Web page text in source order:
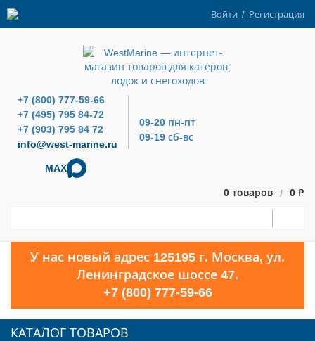
Войти / Регистрация
+7 (800) 777-59-66
+7 (495) 795 84-72
+7 (903) 795 84 72
info@west-marine.ru
09-20 пн-пт
09-19 сб-вс
MAX
0 товаров / 0 Р
У нас новый адрес 125195 г. Москва, ул.
Ленинградское шоссе 47.
+7 (800) 777-59-66
КАТАЛОГ ТОВАРОВ